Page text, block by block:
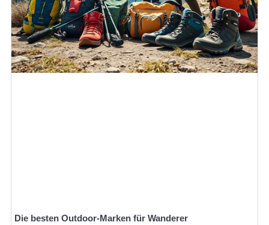
Die besten Outdoor-Marken für Wanderer